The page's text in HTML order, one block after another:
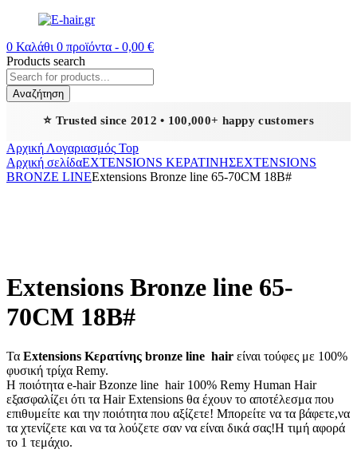
0 Καλάθι 0 προϊόντα - 0,00 €
Products search
Αναζήτηση
⭐ Trusted since 2012 • 100,000+ happy customers
Αρχική Λογαριασμός Top
Αρχική σελίδαEXTENSIONS ΚΕΡΑΤΙΝΗΣEXTENSIONS
BRONZE LINEExtensions Bronze line 65-70CM 18B#
Extensions Bronze line 65-
70CM 18B#
Τα Extensions Κερατίνης bronze line hair είναι τούφες με 100%
φυσική τρίχα Remy.
Η ποιότητα e-hair Bzonze line hair 100% Remy Human Hair
εξασφαλίζει ότι τα Hair Extensions θα έχουν το αποτέλεσμα που
επιθυμείτε και την ποιότητα που αξίζετε! Μπορείτε να τα βάφετε,να
τα χτενίζετε και να τα λούζετε σαν να είναι δικά σας!Η τιμή αφορά
το 1 τεμάχιο.